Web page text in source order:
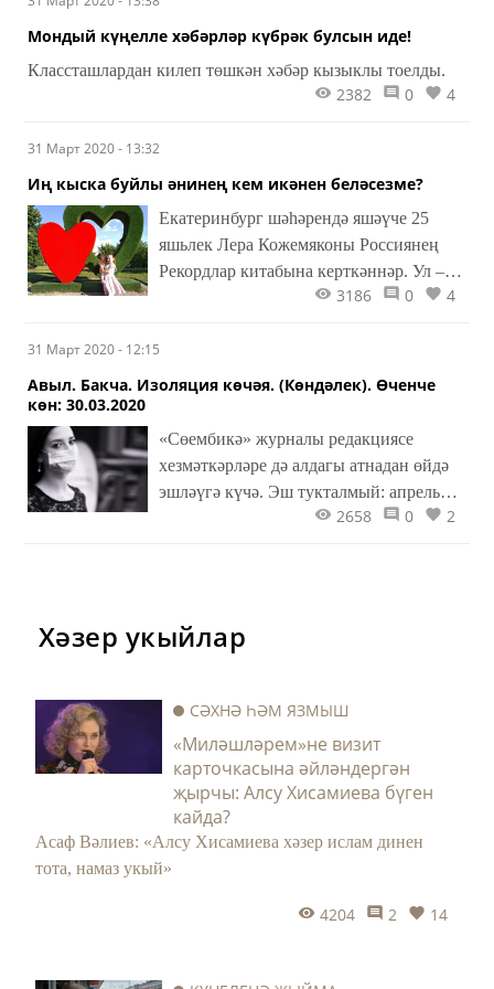
Мондый күңелле хәбәрләр күбрәк булсын иде!
Классташлардан килеп төшкән хәбәр кызыклы тоелды.
2382 0 4
31 Март 2020 - 13:32
Иң кыска буйлы әнинең кем икәнен беләсезме?
​​​​​​​Екатеринбург шәһәрендә яшәүче 25
яшьлек Лера Кожемяконы Россиянең
Рекордлар китабына керткәннәр. Ул –
Россиядәге иң кыска буйлы әни, аның
3186 0 4
31 Март 2020 - 12:15
Авыл. Бакча. Изоляция көчәя. (Көндәлек). Өченче
көн: 30.03.2020
«Сөембикә» журналы редакциясе
хезмәткәрләре дә алдагы атнадан өйдә
эшләүгә күчә. Эш тукталмый: апрель
саныбыз инде басылып ята, бу көннәрдә
2658 0 2
Хәзер укыйлар
СӘХНӘ ҺӘМ ЯЗМЫШ
«Миләшләрем»не визит
карточкасына әйләндергән
җырчы: Алсу Хисамиева бүген
кайда?
Асаф Вәлиев: «Алсу Хисамиева хәзер ислам динен
тота, намаз укый»
4204 2 14